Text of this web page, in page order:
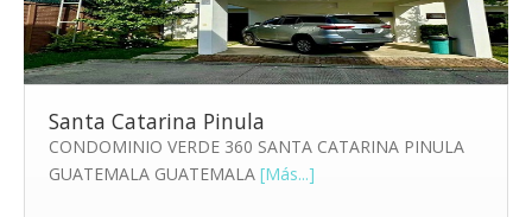
Santa Catarina Pinula
CONDOMINIO VERDE 360 SANTA CATARINA PINULA
GUATEMALA GUATEMALA [Más...]